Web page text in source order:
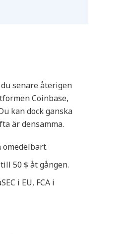
senare återigen
Coinbase,
kan dock ganska
är densamma.
omedelbart.
50 $ åt gången.
i EU, FCA i